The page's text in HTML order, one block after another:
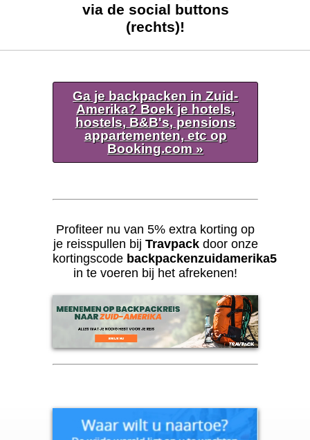
via de social buttons
(rechts)!
Ga je backpacken in Zuid-
Amerika? Boek je hotels,
hostels, B&B's, pensions
appartementen, etc op
Booking.com »
Profiteer nu van 5% extra korting op
je reisspullen bij Travpackdoor onze
kortingscode backpackenzuidamerika5
in te voeren bij het afrekenen!